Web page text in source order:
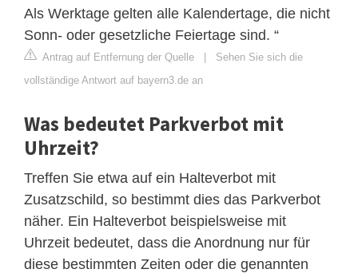
Als Werktage gelten alle Kalendertage, die nicht
Sonn- oder gesetzliche Feiertage sind. “
Antrag auf Entfernung der Quelle | Sehen Sie sich die
vollständige Antwort auf bayern3.de an
Was bedeutet Parkverbot mit
Uhrzeit?
Treffen Sie etwa auf ein Halteverbot mit
Zusatzschild, so bestimmt dies das Parkverbot
näher. Ein Halteverbot beispielsweise mit
Uhrzeit bedeutet, dass die Anordnung nur für
diese bestimmten Zeiten oder die genannten